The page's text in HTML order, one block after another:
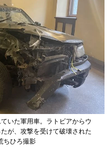
いた軍用車。ラトビアからウ
が、攻撃を受けて破壊された
ちひろ撮影